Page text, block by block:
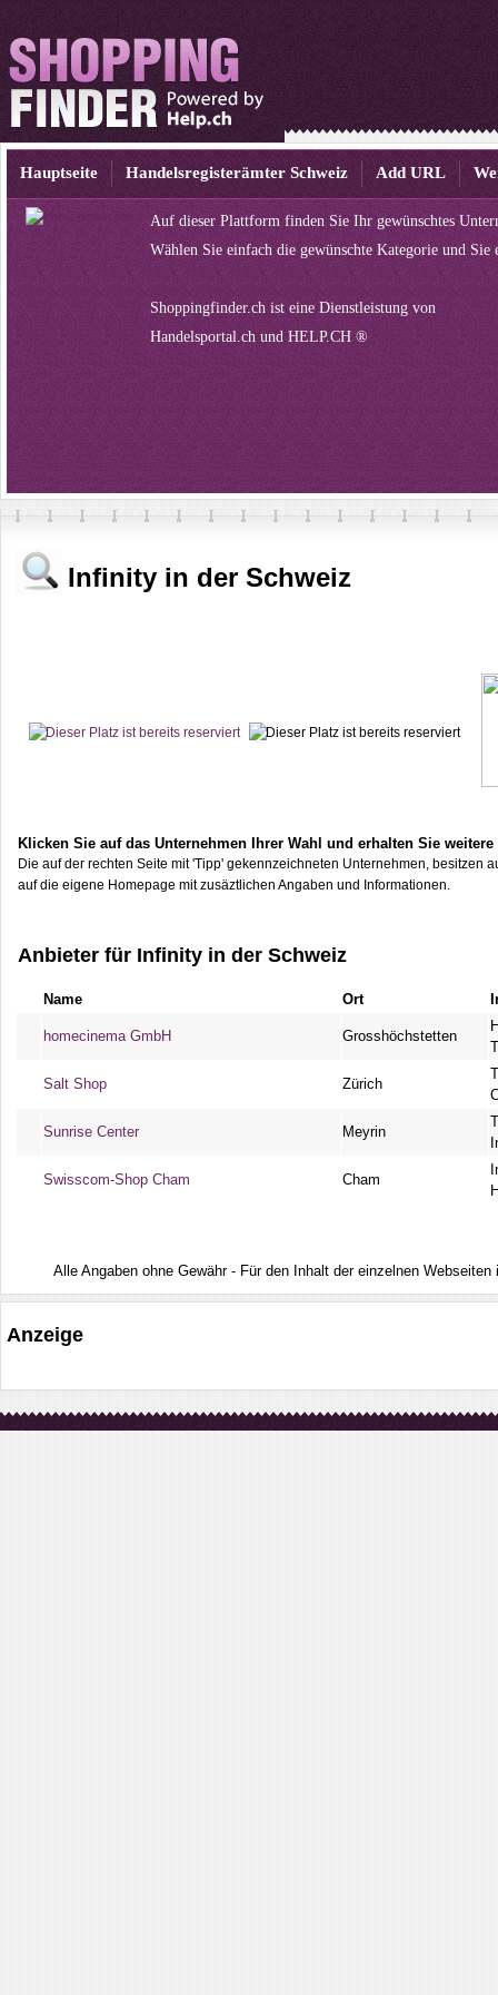
Hauptseite Handelsregisterämter Schweiz Add URL
Auf dieser Plattform finden Sie Ihr gewünschtes
Wählen Sie einfach die gewünschte Kategorie und
Shoppingfinder.ch ist eine Dienstleistung von
Handelsportal.ch und HELP.CH ®
Infinity in der Schweiz
Klicken Sie auf das Unternehmen Ihrer Wahl und erhalten Sie
Die auf der rechten Seite mit 'Tipp' gekennzeichneten Unternehmen, besitzen
auf die eigene Homepage mit zusäztlichen Angaben und Informationen.
Anbieter für Infinity in der Schweiz
Name Ort
homecinema GmbH Grosshöchstetten
Salt Shop Zürich
Sunrise Center Meyrin
Swisscom-Shop Cham Cham
Alle Angaben ohne Gewähr - Für den Inhalt der einzelnen Webseiten
Anzeige